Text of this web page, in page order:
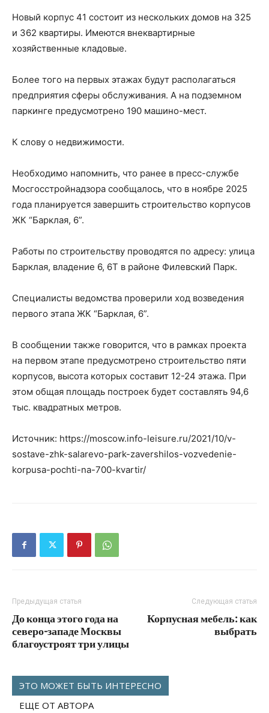
Новый корпус 41 состоит из нескольких домов на 325
и 362 квартиры. Имеются внеквартирные
хозяйственные кладовые.
Более того на первых этажах будут располагаться
предприятия сферы обслуживания. А на подземном
паркинге предусмотрено 190 машино-мест.
К слову о недвижимости.
Необходимо напомнить, что ранее в пресс-службе
Мосгосстройнадзора сообщалось, что в ноябре 2025
года планируется завершить строительство корпусов
ЖК “Барклая, 6”.
Работы по строительству проводятся по адресу: улица
Барклая, владение 6, 6Т в районе Филевский Парк.
Специалисты ведомства проверили ход возведения
первого этапа ЖК “Барклая, 6”.
В сообщении также говорится, что в рамках проекта
на первом этапе предусмотрено строительство пяти
корпусов, высота которых составит 12-24 этажа. При
этом общая площадь построек будет составлять 94,6
тыс. квадратных метров.
Источник: https://moscow.info-leisure.ru/2021/10/v-
sostave-zhk-salarevo-park-zavershilos-vozvedenie-
korpusa-pochti-na-700-kvartir/
Предыдущая статья
До конца этого года на
северо-западе Москвы
благоустроят три улицы
Следующая статья
Корпусная мебель: как
выбрать
ЭТО МОЖЕТ БЫТЬ ИНТЕРЕСНО
ЕЩЕ ОТ АВТОРА